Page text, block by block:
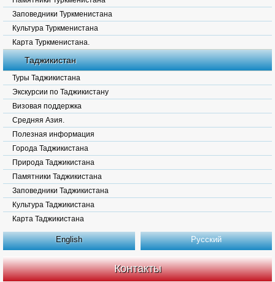
Заповедники Туркменистана
Культура Туркменистана
Карта Туркменистана.
Таджикистан
Туры Таджикистана
Экскурсии по Таджикистану
Визовая поддержка
Средняя Азия.
Полезная информация
Города Таджикистана
Природа Таджикистана
Памятники Таджикистана
Заповедники Таджикистана
Культура Таджикистана
Карта Таджикистана
English Русский
Контакты